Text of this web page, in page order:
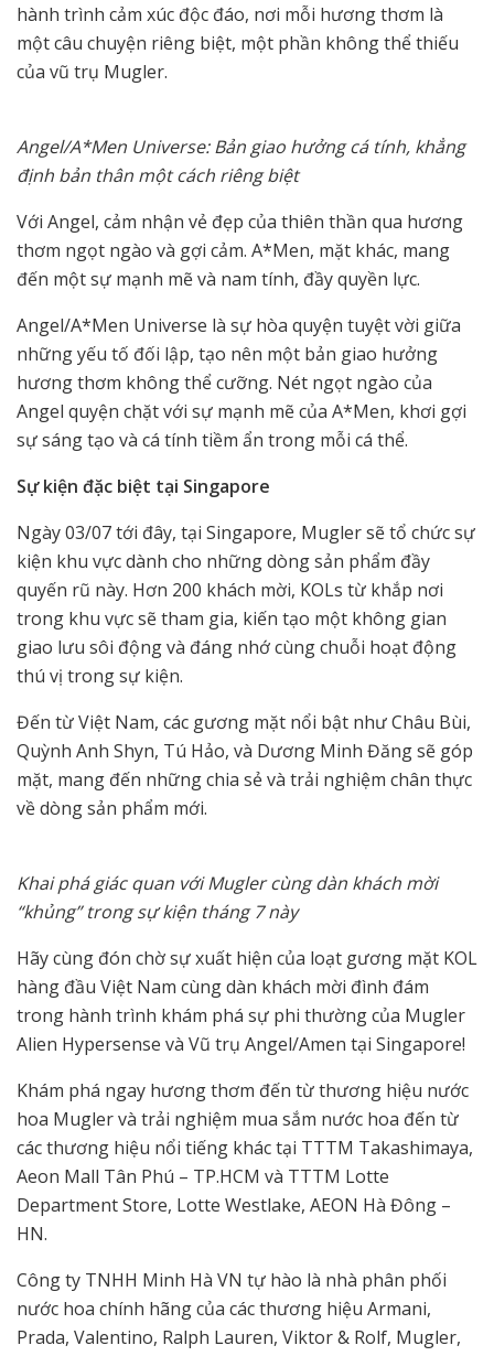
hành trình cảm xúc độc đáo, nơi mỗi hương thơm là
một câu chuyện riêng biệt, một phần không thể thiếu
của vũ trụ Mugler.
Angel/A*Men Universe: Bản giao hưởng cá tính, khẳng
định bản thân một cách riêng biệt
Với Angel, cảm nhận vẻ đẹp của thiên thần qua hương
thơm ngọt ngào và gợi cảm. A*Men, mặt khác, mang
đến một sự mạnh mẽ và nam tính, đầy quyền lực.
Angel/A*Men Universe là sự hòa quyện tuyệt vời giữa
những yếu tố đối lập, tạo nên một bản giao hưởng
hương thơm không thể cưỡng. Nét ngọt ngào của
Angel quyện chặt với sự mạnh mẽ của A*Men, khơi gợi
sự sáng tạo và cá tính tiềm ẩn trong mỗi cá thể.
Sự kiện đặc biệt tại Singapore
Ngày 03/07 tới đây, tại Singapore, Mugler sẽ tổ chức sự
kiện khu vực dành cho những dòng sản phẩm đầy
quyến rũ này. Hơn 200 khách mời, KOLs từ khắp nơi
trong khu vực sẽ tham gia, kiến tạo một không gian
giao lưu sôi động và đáng nhớ cùng chuỗi hoạt động
thú vị trong sự kiện.
Đến từ Việt Nam, các gương mặt nổi bật như Châu Bùi,
Quỳnh Anh Shyn, Tú Hảo, và Dương Minh Đăng sẽ góp
mặt, mang đến những chia sẻ và trải nghiệm chân thực
về dòng sản phẩm mới.
Khai phá giác quan với Mugler cùng dàn khách mời
“khủng” trong sự kiện tháng 7 này
Hãy cùng đón chờ sự xuất hiện của loạt gương mặt KOL
hàng đầu Việt Nam cùng dàn khách mời đình đám
trong hành trình khám phá sự phi thường của Mugler
Alien Hypersense và Vũ trụ Angel/Amen tại Singapore!
Khám phá ngay hương thơm đến từ thương hiệu nước
hoa Mugler và trải nghiệm mua sắm nước hoa đến từ
các thương hiệu nổi tiếng khác tại TTTM Takashimaya,
Aeon Mall Tân Phú – TP.HCM và TTTM Lotte
Department Store, Lotte Westlake, AEON Hà Đông –
HN.
Công ty TNHH Minh Hà VN tự hào là nhà phân phối
nước hoa chính hãng của các thương hiệu Armani,
Prada, Valentino, Ralph Lauren, Viktor & Rolf, Mugler,